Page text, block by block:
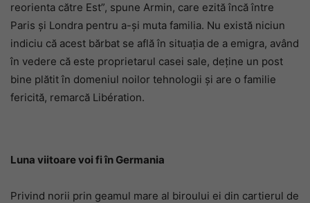
reorienta către Est”, spune Armin, care ezită încă între
Paris şi Londra pentru a-şi muta familia. Nu există niciun
indiciu că acest bărbat se află în situaţia de a emigra, având
în vedere că este proprietarul casei sale, deţine un post
bine plătit în domeniul noilor tehnologii şi are o familie
fericită, remarcă Libération.
Luna viitoare voi fi în Germania
Privind norii prin geamul mare al biroului ei din cartierul de